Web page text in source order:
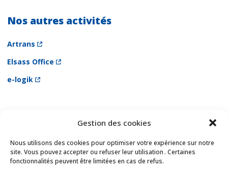
Gestion des cookies
Nous utilisons des cookies pour optimiser votre expérience sur notre
site. Vous pouvez accepter ou refuser leur utilisation . Certaines
fonctionnalités peuvent être limitées en cas de refus.
Nos autres activités
Artrans
Elsass Office
e-logik
Newsletter
Email *